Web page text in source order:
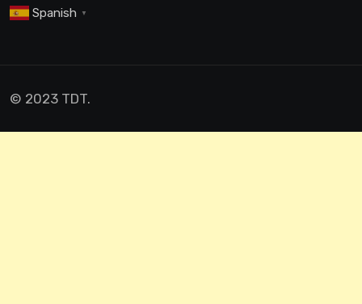
Spanish ▼
© 2023 TDT.